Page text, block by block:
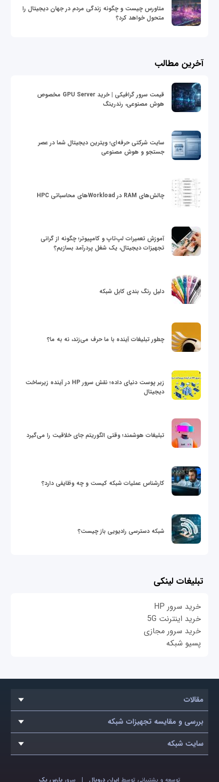
متاورس چیست و چگونه زندگی مردم در جهان دیجیتال را
متحول خواهد کرد؟
آخرین مطالب
قیمت سرور گرافیکی | خرید GPU Server مخصوص
هوش مصنوعی، رندرینگ
سایت شرکتی حرفه‌ای؛ ویترین دیجیتال شما در عصر
جستجو و هوش مصنوعی
چالش‌های RAM در Workloadهای محاسباتی HPC
آموزش تعمیرات لپ‌تاپ و کامپیوتر؛ چگونه از گرانی
تجهیزات دیجیتال، یک شغل پردرآمد بسازیم؟
دلیل رنگ بندی کابل شبکه
چطور تبلیغات آینده با ما حرف می‌زند، نه به ما؟
زیر پوست دنیای داده؛ نقش سرور HP در آینده زیرساخت
دیجیتال
تبلیغات هوشمند؛ وقتی الگوریتم جای خلاقیت را می‌گیرد
کارشناس عملیات شبکه کیست و چه وظایفی دارد؟
شبکه دسترسی رادیویی باز چیست؟
تبلیغات لینکی
خرید سرور HP
خرید اینترنت 5G
خرید سرور مجازی
پسیو شبکه
مقالات
بررسی و مقایسه تجهیزات شبکه
سایت شبکه
توسعه و پشتیبانی توسط ایران دروپال| سرور پارس پک